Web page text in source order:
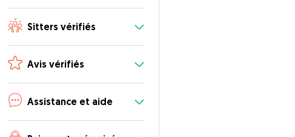
Sitters vérifiés
Avis vérifiés
Assistance et aide